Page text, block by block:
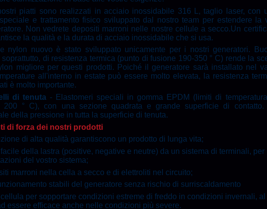
piatti sono realizzati in acciaio inossidabile 316 L, taglio laser, con
e trattamento fisico sviluppato dal nostro team per estendere la
Non vedrete depositi marroni nelle nostre cellule a secco.Un
la qualità e la durata di acciaio inossidabile che si usa.
nylon nuovo è stato sviluppato unicamente per i nostri generatori.
di resistenza termica (punto di fusione 190-350 ° C) rende la
migliore per questi prodotti. Poiché il generatore sarà installato nel
all'interno in estate può essere molto elevata, la resistenza
è molto importante.
di tenuta - Elastomeri speciali in gomma EPDM (limiti di
° C), con una sezione quadrata e grande superficie di contatto.
della pressione in tutta la superficie di tenuta.
di forza dei nostri prodotti
di alta qualità garantiscono un prodotto di lunga vita;
della lastra (positive, negative e neutre) da un sistema di terminali, per
del vostro sistema;
marroni nella cella a secco e di elettroliti nel circuito;
stabili del generatore senza rischio di surriscaldamento
per sopportare condizioni estreme di freddo in condizioni invernali, al
essere efficace anche nelle condizioni più severe.